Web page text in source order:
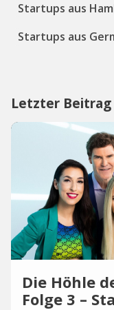
Startups aus
Startups aus
Letzter
Die Höhle
Folge 3 –